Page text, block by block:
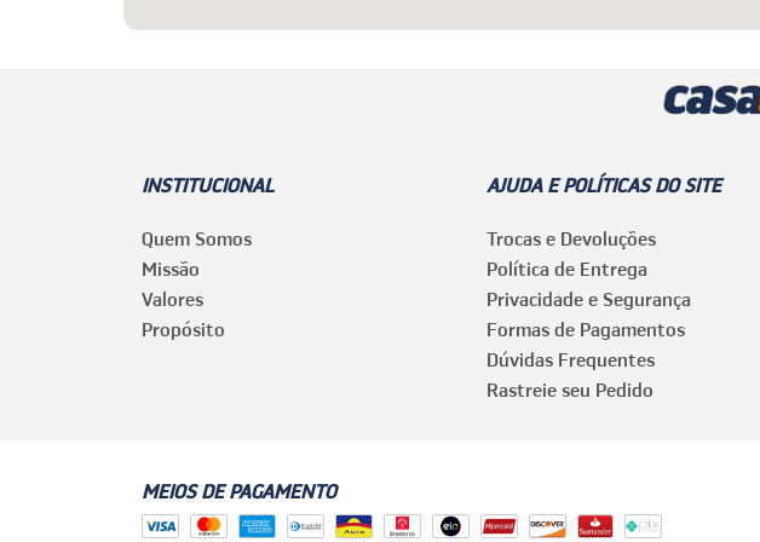
INSTITUCIONAL
Quem Somos
Missão
Valores
Propósito
AJUDA E POLÍTICAS DO SITE
Trocas e Devoluções
Política de Entrega
Privacidade e Segurança
Formas de Pagamentos
Dúvidas Frequentes
Rastreie seu Pedido
MEIOS DE PAGAMENTO